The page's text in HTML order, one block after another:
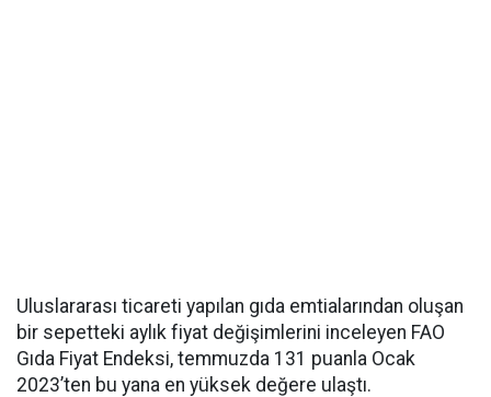
Uluslararası ticareti yapılan gıda emtialarından oluşan
bir sepetteki aylık fiyat değişimlerini inceleyen FAO
Gıda Fiyat Endeksi, temmuzda 131 puanla Ocak
2023’ten bu yana en yüksek değere ulaştı.